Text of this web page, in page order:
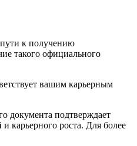
пути к получению
такого официального
вашим карьерным
документа подтверждает
карьерного роста. Для более